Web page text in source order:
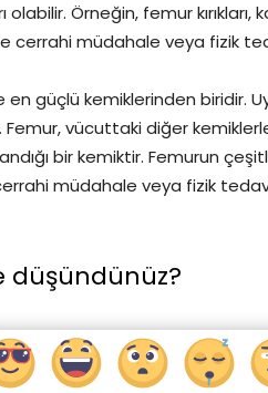
Örneğin, femur kırıkları,
cerrahi müdahale veya fizik
güçlü kemiklerinden biridir.
vücuttaki diğer
bir kemiktir. Femurun
müdahale veya fizik tedavi
düşündünüz?